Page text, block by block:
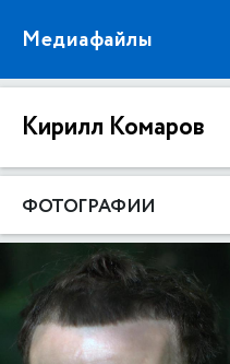
Медиафайлы
Кирилл Комаров
ФОТОГРАФИИ